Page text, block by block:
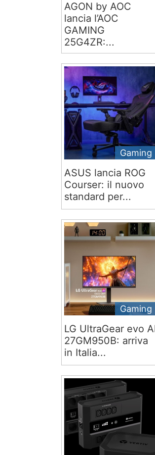
AGON by AOC
lancia l’AOC
GAMING
25G4ZR:...
Gaming
ASUS lancia ROG
Courser: il nuovo
standard per...
Gaming
LG UltraGear evo
27GM950B: arriva
in Italia...